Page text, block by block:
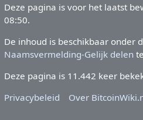
Deze pagina is voor het laatst
08:50.
De inhoud is beschikbaar onder
Naamsvermelding-Gelijk delen
Deze pagina is 11.442 keer
Privacybeleid
Over